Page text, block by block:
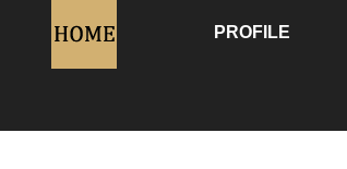
PROFILE